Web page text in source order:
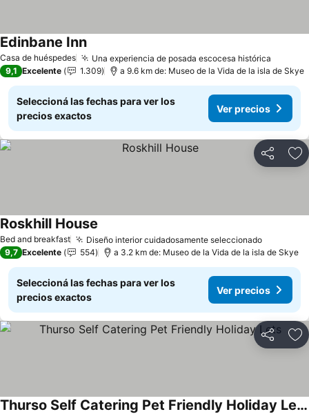
Casa de huéspedes Una experiencia de posada escocesa histórica
Edinbane InnVer precios
9,1 Excelente 1.309 a 9.6 km de: Museo de la Vida de la isla de Skye
Seleccioná las fechas para ver los
precios exactos
Ver precios
Compartir
Bed and breakfast Diseño interior cuidadosamente seleccionadoVer
Roskhill House
9,7 Excelente 554 a 3.2 km de: Museo de la Vida de la isla de Skye
Seleccioná las fechas para ver los
precios exactos
Ver precios
Compartir
Thurso Self Catering Pet Friendly Holiday Lets